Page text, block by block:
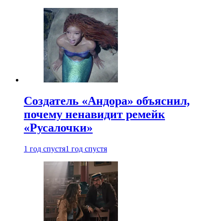
Создатель «Андора» объяснил,
почему ненавидит ремейк
«Русалочки»
1 год спустя1 год спустя